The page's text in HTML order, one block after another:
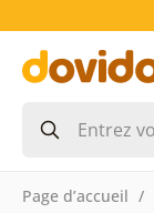
Page d’accueil